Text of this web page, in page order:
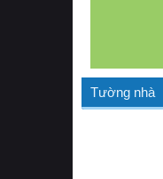
Tường nhà